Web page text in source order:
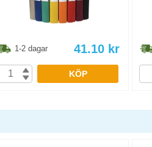
1-2 dagar 41.10 kr
KÖP